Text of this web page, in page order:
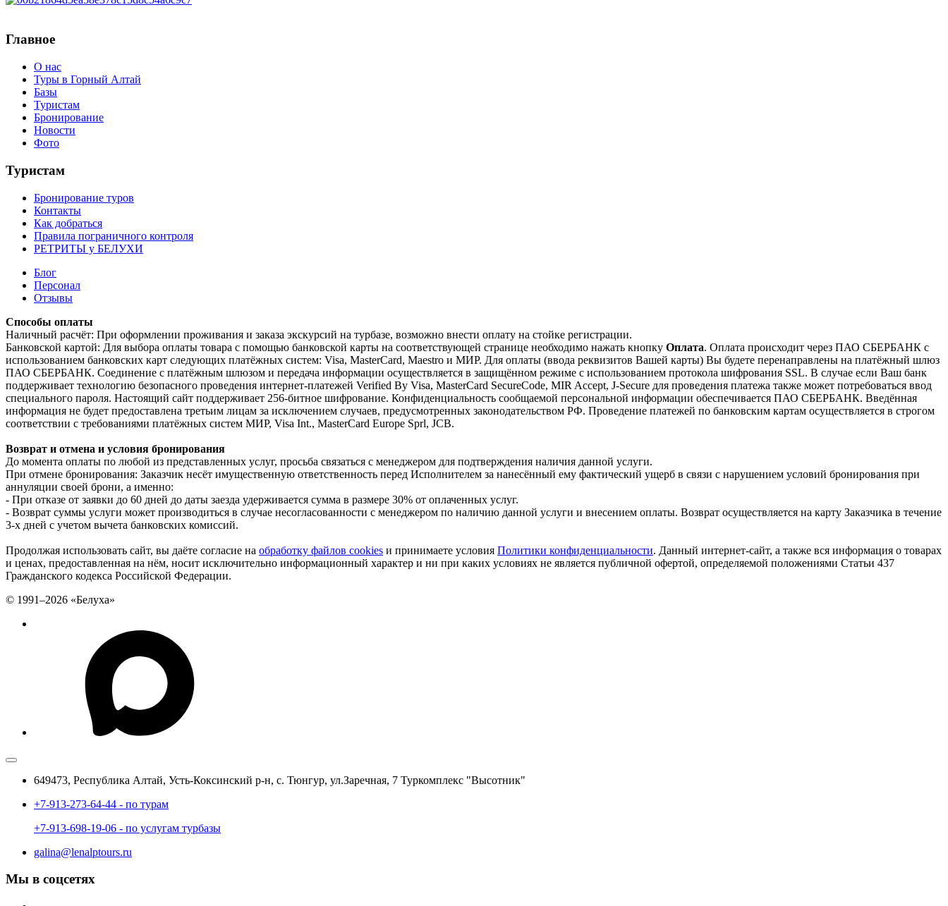
Главное
О нас
Туры в Горный Алтай
Базы
Туристам
Бронирование
Новости
Фото
Туристам
Бронирование туров
Контакты
Как добраться
Правила пограничного контроля
РЕТРИТЫ у БЕЛУХИ
Блог
Персонал
Отзывы
Способы оплаты
Наличный расчёт: При оформлении проживания и заказа экскурсий на турбазе, возможно внести оплату на стойке регистрации.
Банковской картой: Для выбора оплаты товара с помощью банковской карты на соответствующей странице необходимо нажать кнопку Оплата. Оплата происходит через ПАО СБЕРБАНК с
использованием банковских карт следующих платёжных систем: Visa, MasterCard, Maestro и МИР. Для оплаты (ввода реквизитов Вашей карты) Вы будете перенаправлены на платёжный шлюз
ПАО СБЕРБАНК. Соединение с платёжным шлюзом и передача информации осуществляется в защищённом режиме с использованием протокола шифрования SSL. В случае если Ваш банк
поддерживает технологию безопасного проведения интернет-платежей Verified By Visa, MasterCard SecureCode, MIR Accept, J-Secure для проведения платежа также может потребоваться ввод
специального пароля. Настоящий сайт поддерживает 256-битное шифрование. Конфиденциальность сообщаемой персональной информации обеспечивается ПАО СБЕРБАНК. Введённая
информация не будет предоставлена третьим лицам за исключением случаев, предусмотренных законодательством РФ. Проведение платежей по банковским картам осуществляется в строгом
соответствии с требованиями платёжных систем МИР, Visa Int., MasterCard Europe Sprl, JCB.
Возврат и отмена и условия бронирования
До момента оплаты по любой из представленных услуг, просьба связаться с менеджером для подтверждения наличия данной услуги.
При отмене бронирования: Заказчик несёт имущественную ответственность перед Исполнителем за нанесённый ему фактический ущерб в связи с нарушением условий бронирования при
аннуляции своей брони, а именно:
- При отказе от заявки до 60 дней до даты заезда удерживается сумма в размере 30% от оплаченных услуг.
- Возврат суммы услуги может производиться в случае несогласованности с менеджером по наличию данной услуги и внесением оплаты. Возврат осуществляется на карту Заказчика в течение
3-х дней с учетом вычета банковских комиссий.
Продолжая использовать сайт, вы даёте согласие на обработку файлов cookies и принимаете условия Политики конфиденциальности. Данный интернет-сайт, а также вся информация о товарах
и ценах, предоставленная на нём, носит исключительно информационный характер и ни при каких условиях не является публичной офертой, определяемой положениями Статьи 437
Гражданского кодекса Российской Федерации.
© 1991–2026 «Белуха»
649473, Республика Алтай, Усть-Коксинский р-н, с. Тюнгур, ул.Заречная, 7 Туркомплекс "Высотник"
+7-913-273-64-44 - по турам
+7-913-698-19-06 - по услугам турбазы
galina@lenalptours.ru
Мы в соцсетях